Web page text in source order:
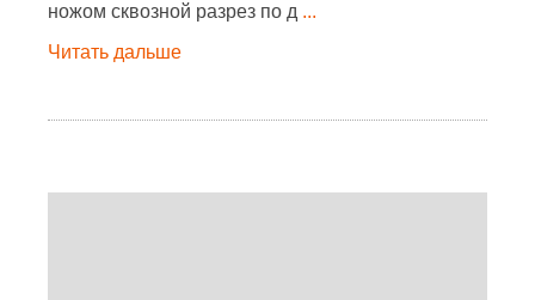
ножом сквозной разрез по д ...
Читать дальше